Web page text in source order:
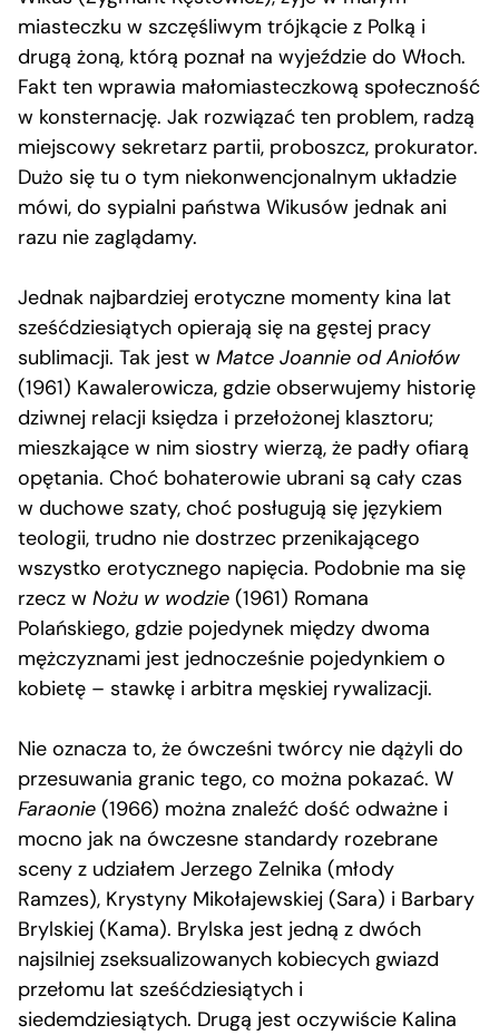
miasteczku w szczęśliwym trójkącie z Polką i
drugą żoną, którą poznał na wyjeździe do Włoch.
Fakt ten wprawia małomiasteczkową społeczność
w konsternację. Jak rozwiązać ten problem, radzą
miejscowy sekretarz partii, proboszcz, prokurator.
Dużo się tu o tym niekonwencjonalnym układzie
mówi, do sypialni państwa Wikusów jednak ani
razu nie zaglądamy.
Jednak najbardziej erotyczne momenty kina lat
sześćdziesiątych opierają się na gęstej pracy
sublimacji. Tak jest w Matce Joannie od Aniołów
(1961) Kawalerowicza, gdzie obserwujemy historię
dziwnej relacji księdza i przełożonej klasztoru;
mieszkające w nim siostry wierzą, że padły ofiarą
opętania. Choć bohaterowie ubrani są cały czas
w duchowe szaty, choć posługują się językiem
teologii, trudno nie dostrzec przenikającego
wszystko erotycznego napięcia. Podobnie ma się
rzecz w Nożu w wodzie (1961) Romana
Polańskiego, gdzie pojedynek między dwoma
mężczyznami jest jednocześnie pojedynkiem o
kobietę – stawkę i arbitra męskiej rywalizacji.
Nie oznacza to, że ówcześni twórcy nie dążyli do
przesuwania granic tego, co można pokazać. W
Faraonie (1966) można znaleźć dość odważne i
mocno jak na ówczesne standardy rozebrane
sceny z udziałem Jerzego Zelnika (młody
Ramzes), Krystyny Mikołajewskiej (Sara) i Barbary
Brylskiej (Kama). Brylska jest jedną z dwóch
najsilniej zseksualizowanych kobiecych gwiazd
przełomu lat sześćdziesiątych i
siedemdziesiątych. Drugą jest oczywiście Kalina